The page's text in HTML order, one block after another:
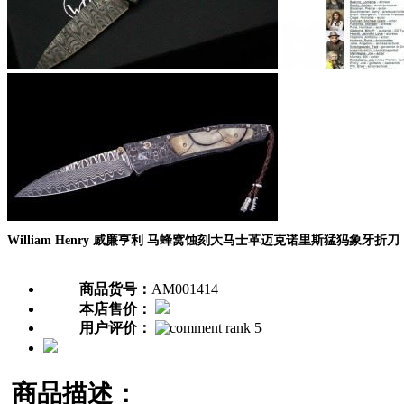
William Henry 威廉亨利 马蜂窝蚀刻大马士革迈克诺里斯猛犸象牙折刀
商品货号： AM001414
本店售价：
用户评价：
商品描述：